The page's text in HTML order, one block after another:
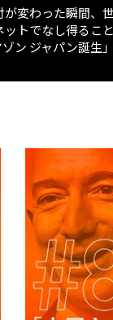
変わった瞬間、
トでなし得るこ
ン ジャパン誕生」